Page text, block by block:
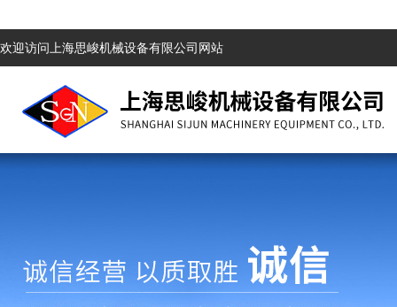
欢迎访问上海思峻机械设备有限公司网站